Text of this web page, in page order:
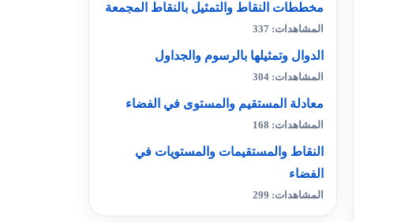
مخططات النقاط والتمثيل بالنقاط المجمعة
المشاهدات: 337
الدوال وتمثيلها بالرسوم والجداول
المشاهدات: 304
معادلة المستقيم والمستوى في الفضاء
المشاهدات: 168
النقاط والمستقيمات والمستويات في
الفضاء
المشاهدات: 299